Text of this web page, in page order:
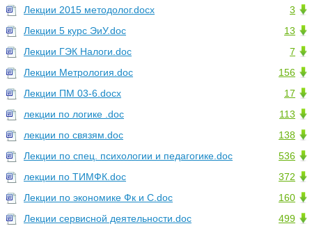
3
Лекции 2015 методолог.docx
13
Лекции 5 курс ЭиУ.doc
7
Лекции ГЭК Налоги.doc
156
Лекции Метрология.doc
17
Лекции ПМ 03-6.docx
113
лекции по логике .doc
138
лекции по связям.doc
536
Лекции по спец. психологии и педагогике.doc
372
лекции по ТИМФК.doc
160
Лекции по экономике Фк и С.doc
499
Лекции сервисной деятельности.doc